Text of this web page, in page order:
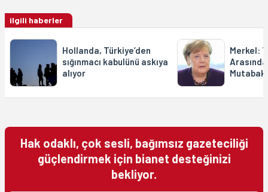
ilgili haberler
Hollanda, Türkiye’den
sığınmacı kabulünü askıya
alıyor
Merkel:
Hak odaklı, çok sesli, bağımsız gazeteciliği
güçlendirmek için bianet desteğinizi
bekliyor.